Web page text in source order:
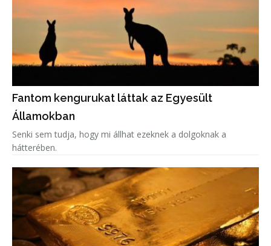
Fantom kengurukat láttak az Egyesült
Államokban
Senki sem tudja, hogy mi állhat ezeknek a dolgoknak a
hátterében.